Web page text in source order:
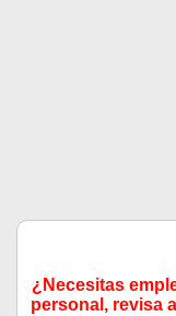
¿Necesitas
personal, revisa